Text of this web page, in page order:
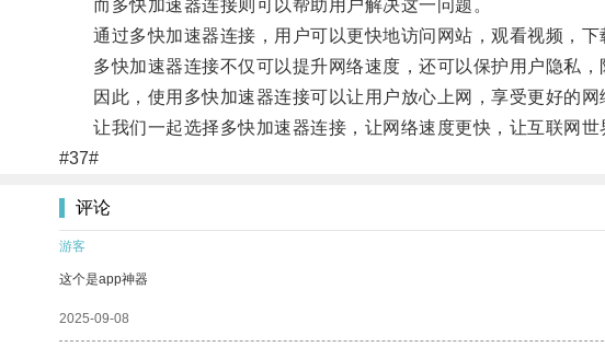
而多快加速器连接则可以帮助用户解决这一问题。
通过多快加速器连接，用户可以更快地访问网站，观看视频，下
多快加速器连接不仅可以提升网络速度，还可以保护用户隐私，
因此，使用多快加速器连接可以让用户放心上网，享受更好的网
让我们一起选择多快加速器连接，让网络速度更快，让互联网世
#37#
评论
游客
这个是app神器
2025-09-08